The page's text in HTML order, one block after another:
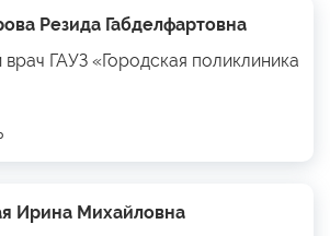
Резида Габделфартовна
врач ГАУЗ «Городская поликлиника
Ирина Михайловна